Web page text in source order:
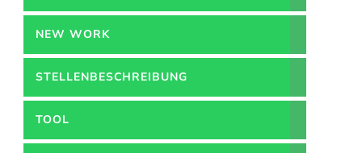
NEW WORK
STELLENBESCHREIBUNG
TOOL